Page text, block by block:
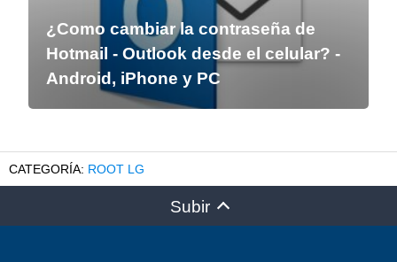
¿Como cambiar la contraseña de
Hotmail - Outlook desde el celular? -
Android, iPhone y PC
ROOT LG
Subir